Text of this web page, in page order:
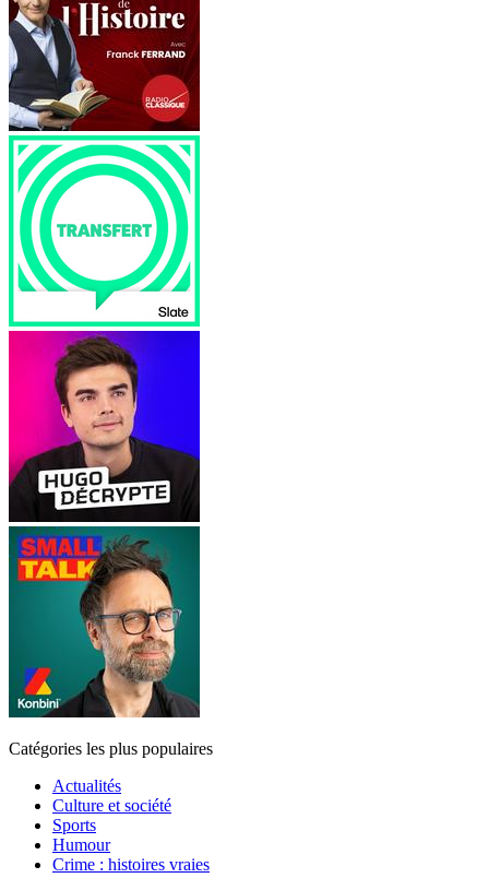
Catégories les plus populaires
Actualités
Culture et société
Sports
Humour
Crime : histoires vraies